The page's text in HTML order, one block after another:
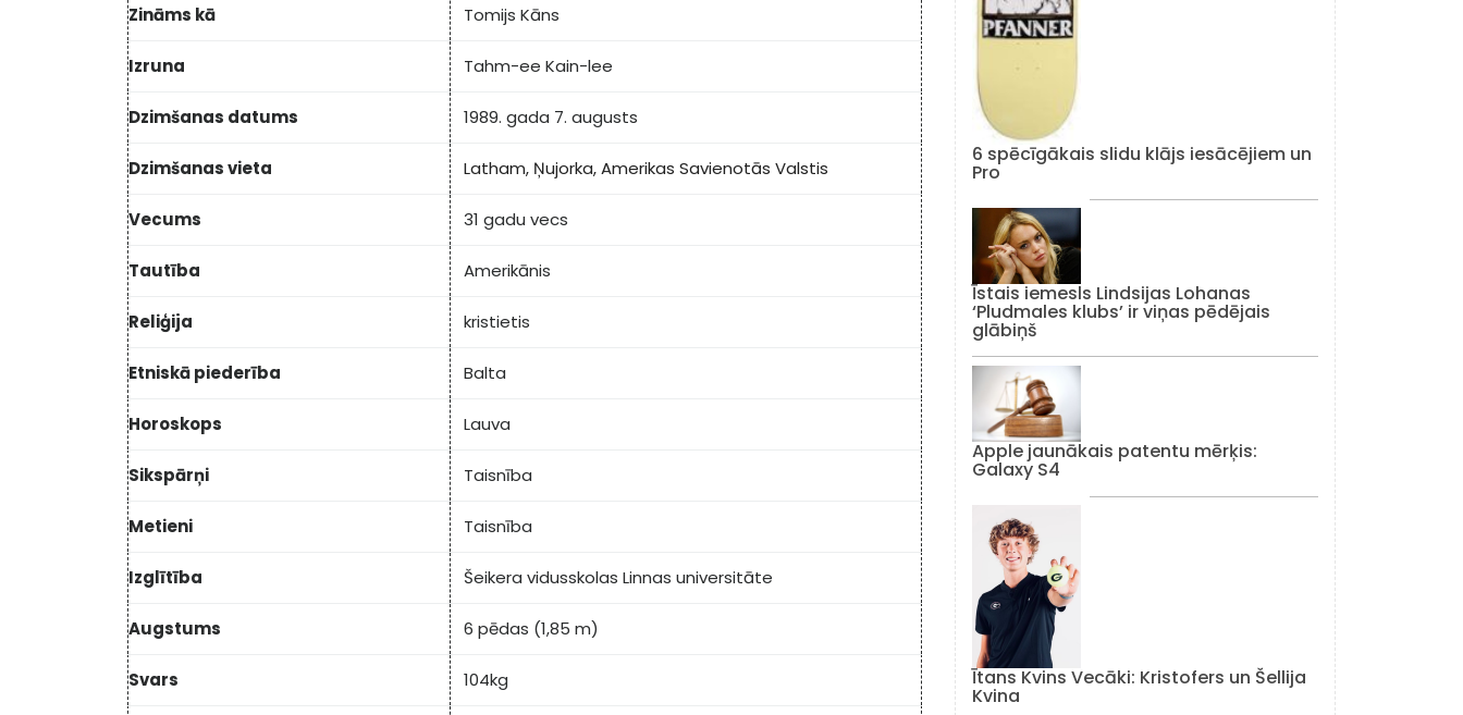
Zināms kā Tomijs Kāns
Izruna Tahm-ee Kain-lee
Dzimšanas datums 1989. gada 7. augusts
Dzimšanas vieta Latham, Ņujorka, Amerikas Savienotās Valstis
Vecums 31 gadu vecs
Tautība Amerikānis
Reliģija kristietis
Etniskā piederība Balta
Horoskops Lauva
Sikspārņi Taisnība
Metieni Taisnība
Izglītība Šeikera vidusskolas Linnas universitāte
Augstums 6 pēdas (1,85 m)
Svars 104kg
6 spēcīgākais slidu klājs iesācējiem un
Pro
Īstais iemesls Lindsijas Lohanas
‘Pludmales klubs’ ir viņas pēdējais
glābiņš
Apple jaunākais patentu mērķis:
Galaxy S4
Ītans Kvins Vecāki: Kristofers un Šellija
Kvina